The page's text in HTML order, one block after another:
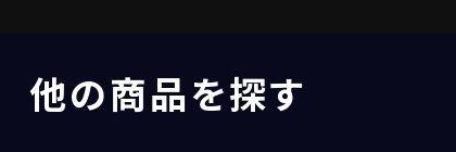
他の商品を探す